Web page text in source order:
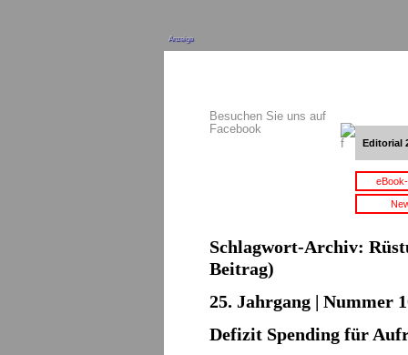
Anzeige
Besuchen Sie uns auf
Facebook
Editorial
Schlagwort-Archiv:
Beitrag)
25. Jahrgang | Nummer
Defizit Spending für